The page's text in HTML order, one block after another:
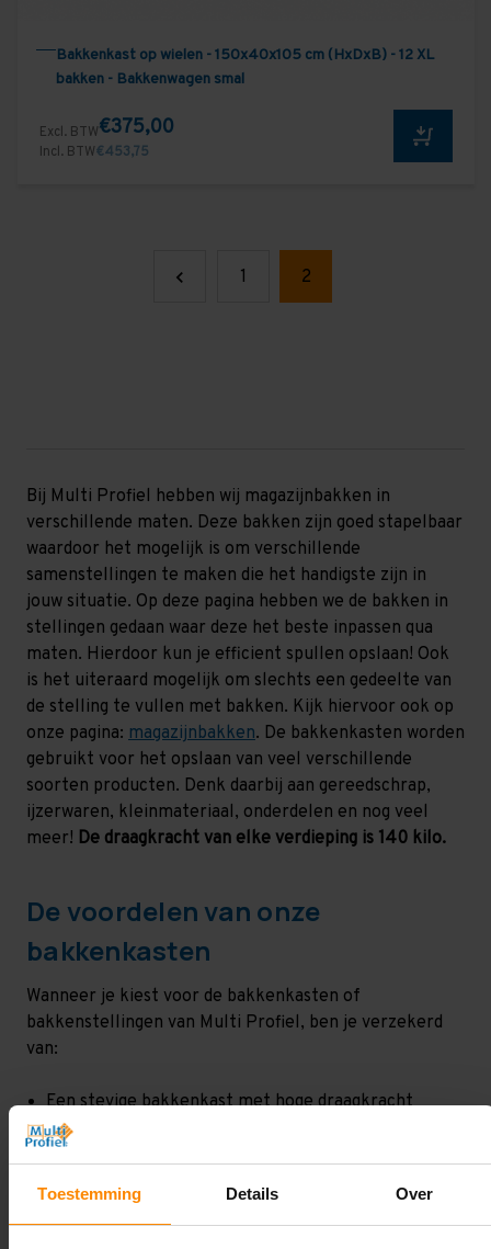
Toestemming Details Over
Bakkenkast op wielen - 150x40x105 cm (HxDxB) - 12 XL
bakken - Bakkenwagen smal
Excl. BTW€375,00
Incl. BTW€453,75
1 2
Bij Multi Profiel hebben wij magazijnbakken in
verschillende maten. Deze bakken zijn goed stapelbaar
waardoor het mogelijk is om verschillende
samenstellingen te maken die het handigste zijn in
jouw situatie. Op deze pagina hebben we de bakken in
stellingen gedaan waar deze het beste inpassen qua
maten. Hierdoor kun je efficient spullen opslaan! Ook
is het uiteraard mogelijk om slechts een gedeelte van
de stelling te vullen met bakken. Kijk hiervoor ook op
onze pagina: magazijnbakken. De bakkenkasten worden
gebruikt voor het opslaan van veel verschillende
soorten producten. Denk daarbij aan gereedschrap,
ijzerwaren, kleinmateriaal, onderdelen en nog veel
meer! De draagkracht van elke verdieping is 140 kilo.
De voordelen van onze
bakkenkasten
Wanneer je kiest voor de bakkenkasten of
bakkenstellingen van Multi Profiel, ben je verzekerd
van:
Een stevige bakkenkast met hoge draagkracht
Maximale benutting van je ruimte
De hoogste kwaliteit voor een uitzonderlijk lage